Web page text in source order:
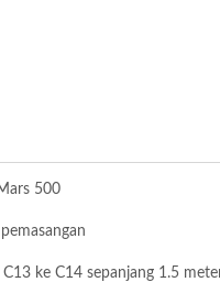
500
ke C14 sepanjang 1.5